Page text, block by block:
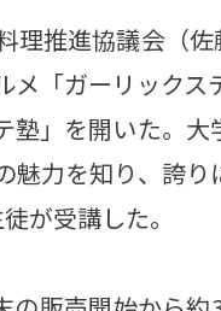
推進協議会（
メ「ガーリック
塾」を開いた。
魅力を知り、誇
が受講した。